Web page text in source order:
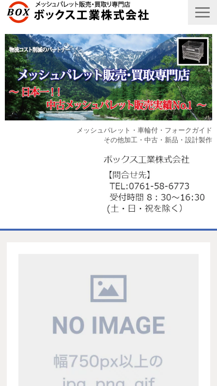
メッシュパレット・車輪付・フォークガイド
その他加工・中古・新品・設計製作
お取引の流れ
製造工場
代理店募集
お問い合わせ